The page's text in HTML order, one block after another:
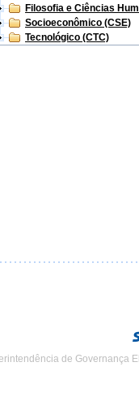
Filosofia e Ciências
Socioeconômico (CSE)
Tecnológico (CTC)
de Governança